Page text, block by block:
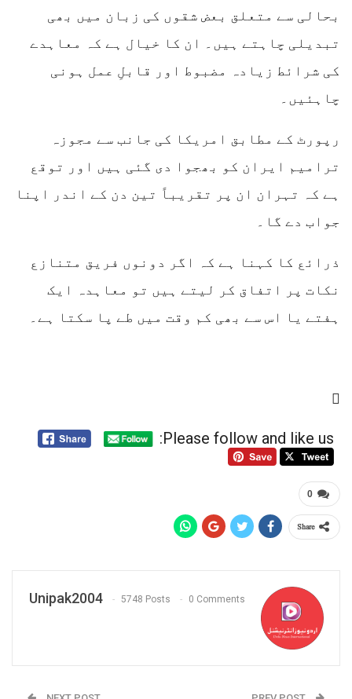
بحالی سے متعلق بعض شقوں کی زبان میں بھی
تبدیلی چاہتے ہیں۔ ان کا خیال ہے کہ معاہدے
کی شرائط زیادہ مضبوط اور قابلِ عمل ہونی
چاہئیں۔
رپورٹ کے مطابق امریکا کی جانب سے مجوزہ
ترامیم ایران کو بھجوا دی گئی ہیں اور توقع
ہے کہ تہران ان پر تقریباً تین دن کے اندر اپنا
جواب دے گا۔
ذرائع کا کہنا ہے کہ اگر دونوں فریق متنازع
نکات پر اتفاق کر لیتے ہیں تو معاہدہ ایک
ہفتے یا اس سے بھی کم وقت میں طے پا سکتا ہے۔
Please follow and like us:
0
Share
Unipak2004 5748 Posts 0 Comments